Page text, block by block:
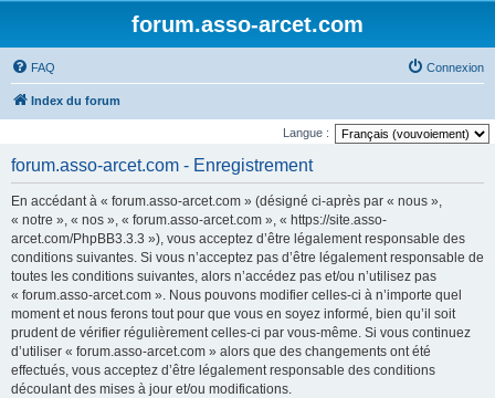
forum.asso-arcet.com
FAQ Connexion
Index du forum
Langue :
forum.asso-arcet.com - Enregistrement
En accédant à « forum.asso-arcet.com » (désigné ci-après par « nous »,
« notre », « nos », « forum.asso-arcet.com », « https://site.asso-
arcet.com/PhpBB3.3.3 »), vous acceptez d’être légalement responsable des
conditions suivantes. Si vous n’acceptez pas d’être légalement responsable de
toutes les conditions suivantes, alors n’accédez pas et/ou n’utilisez pas
« forum.asso-arcet.com ». Nous pouvons modifier celles-ci à n’importe quel
moment et nous ferons tout pour que vous en soyez informé, bien qu’il soit
prudent de vérifier régulièrement celles-ci par vous-même. Si vous continuez
d’utiliser « forum.asso-arcet.com » alors que des changements ont été
effectués, vous acceptez d’être légalement responsable des conditions
découlant des mises à jour et/ou modifications.